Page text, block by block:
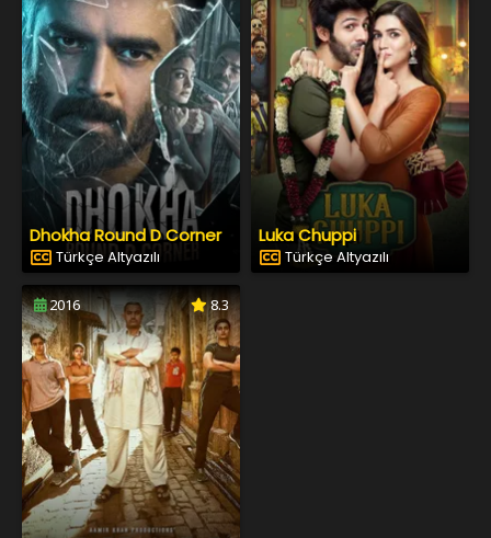
Dhokha Round D Corner
Türkçe Altyazılı
Luka Chuppi
Türkçe Altyazılı
2016 8.3